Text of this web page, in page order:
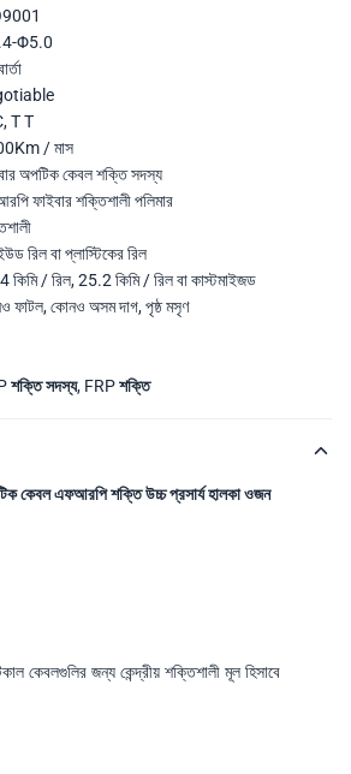
Φ5.0
T T
/ মাস
অপটিক কেবল শক্তি সদস্য
ফাইবার শক্তিশালী পলিমার
রিল বা প্লাস্টিকের রিল
কিমি / রিল, 25.2 কিমি / রিল বা কাস্টমাইজড
ফাটল, কোনও অসম দাগ, পৃষ্ঠ মসৃণ
শক্তি সদস্য, FRP শক্তি
কেবল এফআরপি শক্তি উচ্চ প্রসার্য হালকা ওজন
কেবলগুলির জন্য কেন্দ্রীয় শক্তিশালী মূল হিসাবে